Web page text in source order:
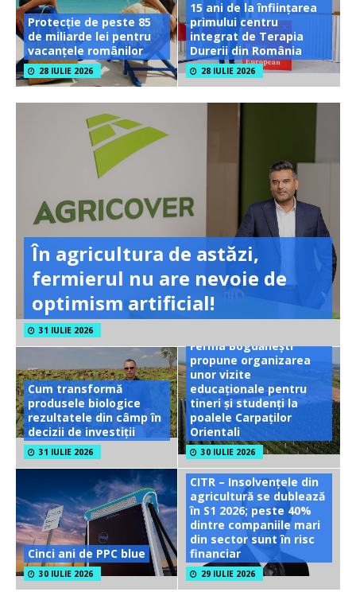
Protecție de peste 85
de miliarde lei pentru
vacanțele românilor
28 IULIE 2026
15 ani de la înființarea
primului centru
integrat de Terapia
Durerii din România
28 IULIE 2026
În agricultura de astăzi,
fermierul nu are nevoie de
optimism artificial!
31 IULIE 2026
Cum transformă
produsele biologice
rezultatele din câmp în
decizii de investiții
31 IULIE 2026
Ferma Bogdănești
propune organizarea
unor vizite
educaționale pentru
tineri și studenți la
poalele Carpaților
Orientali
30 IULIE 2026
Cinci ani de PPC blue
30 IULIE 2026
CITR – Insolvențele din
agricultură se dublează
în S1 2026; peste 40%
dintre companiile mari
din sector sunt în risc
financiar
29 IULIE 2026